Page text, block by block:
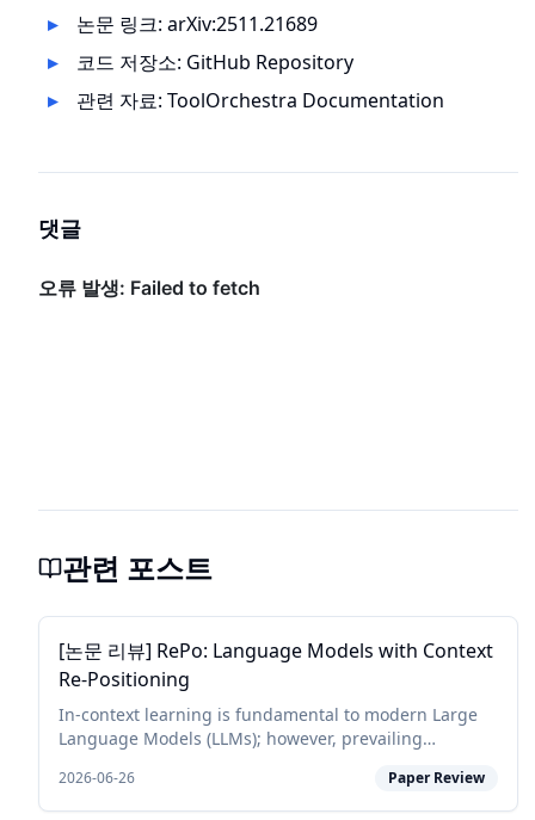
논문 링크: arXiv:2511.21689
코드 저장소: GitHub Repository
관련 자료: ToolOrchestra Documentation
댓글
관련 포스트
[논문 리뷰] RePo: Language Models with Context
Re-Positioning
In-context learning is fundamental to modern Large
Language Models (LLMs); however, prevailing
structure by assigning linear or constant positional
in...
2026-06-26 Paper Review